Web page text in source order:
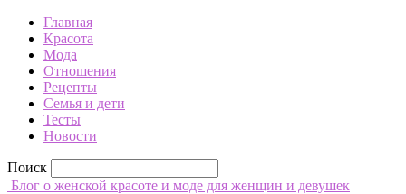
Главная
Красота
Мода
Отношения
Рецепты
Семья и дети
Тесты
Новости
Поиск
Блог о женской красоте и моде для женщин и девушек